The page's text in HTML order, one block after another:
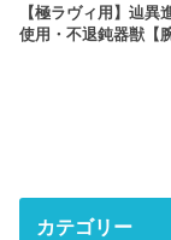
【極ラヴィ用】辿異
使用・不退鈍器獣【
カテゴリー